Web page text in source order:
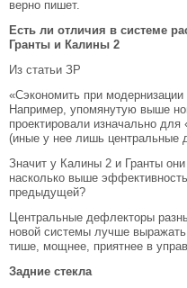
верно пишет.
Есть ли отличия в системе
Гранты и Калины 2
Из статьи ЗР
«Сэкономить при
Например, упомянутую выше
проектировали изначально
(иные у нее лишь центральные
Значит у Калины 2 и Гранты
насколько выше
предыдущей?
Центральные дефлекторы
новой системы лучше
тише, мощнее, приятнее в
Задние стекла